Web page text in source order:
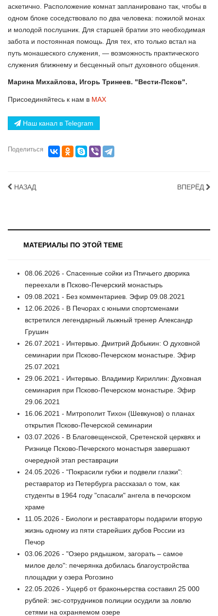
аскетично. Расположение комнат запланировано так, чтобы в
одном блоке соседствовало по два человека: пожилой монах
и молодой послушник. Для старшей братии это необходимая
забота и постоянная помощь. Для тех, кто только встал на
путь монашеского служения, — возможность практического
служения ближнему и бесценный опыт духовного общения.
Марина Михайлова, Игорь Тринеев. "Вести-Псков".
Присоединяйтесь к нам в МАХ
Наш канал в Telegram
Поделиться
НАЗАД ВПЕРЁД
МАТЕРИАЛЫ ПО ЭТОЙ ТЕМЕ
08.06.2026 - Спасенные сойки из Птичьего дворика
переехали в Псково-Печерский монастырь
09.08.2021 - Без комментариев. Эфир 09.08.2021
12.06.2026 - В Печорах с юными спортсменами
встретился легендарный лыжный тренер Александр
Грушин
26.07.2021 - Интервью. Дмитрий Добыкин: О духовной
семинарии при Псково-Печерском монастыре. Эфир
25.07.2021
29.06.2021 - Интервью. Владимир Кириллин: Духовная
семинария при Псково-Печерском монастыре. Эфир
29.06.2021
16.06.2021 - Митрополит Тихон (Шевкунов) о планах
открытия Псково-Печерской семинарии
03.07.2026 - В Благовещенской, Сретенской церквях и
Ризнице Псково-Печерского монастыря завершают
очередной этап реставрации
24.05.2026 - "Покрасили губки и подвели глазки":
реставратор из Петербурга рассказал о том, как
студенты в 1964 году "спасали" ангела в печорском
храме
11.05.2026 - Биологи и реставраторы подарили вторую
жизнь одному из пяти старейших дубов России из
Печор
03.06.2026 - "Озеро рядышком, загорать – самое
милое дело": печерянка добилась благоустройства
площадки у озера Рогозино
22.05.2026 - Ущерб от браконьерства составил 25 000
рублей: экс-сотрудников полиции осудили за ловлю
сетями на охраняемом озере